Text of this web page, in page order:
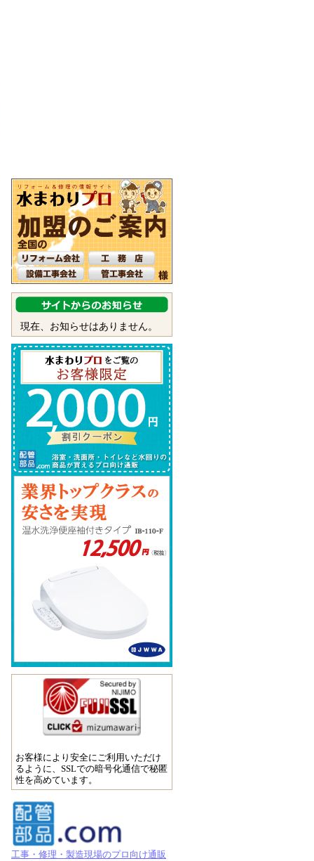
現在、お知らせはありません。
お客様により安全にご利用いただけ
るように、SSLでの暗号化通信で秘匿
性を高めています。
工事・修理・製造現場のプロ向け通販